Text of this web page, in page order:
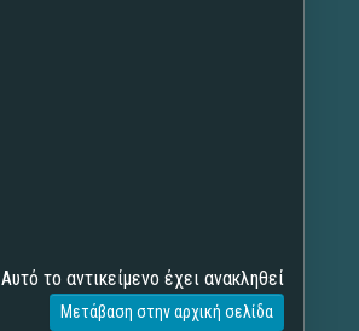
Αυτό το αντικείμενο έχει ανακληθεί
Μετάβαση στην αρχική σελίδα